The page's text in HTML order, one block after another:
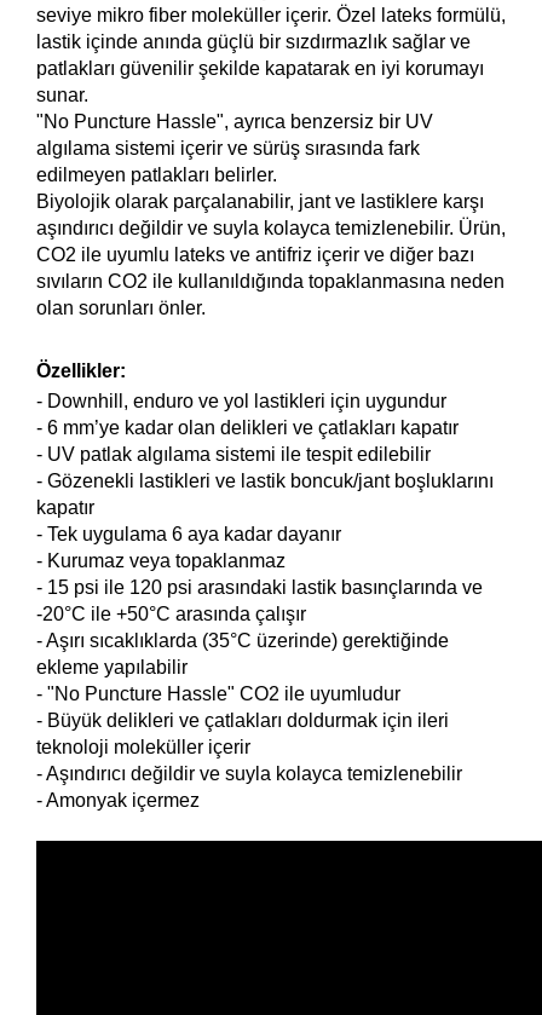
seviye mikro fiber moleküller içerir. Özel lateks formülü,
lastik içinde anında güçlü bir sızdırmazlık sağlar ve
patlakları güvenilir şekilde kapatarak en iyi korumayı
sunar.
"No Puncture Hassle", ayrıca benzersiz bir UV
algılama sistemi içerir ve sürüş sırasında fark
edilmeyen patlakları belirler.
Biyolojik olarak parçalanabilir, jant ve lastiklere karşı
aşındırıcı değildir ve suyla kolayca temizlenebilir. Ürün,
CO2 ile uyumlu lateks ve antifriz içerir ve diğer bazı
sıvıların CO2 ile kullanıldığında topaklanmasına neden
olan sorunları önler.
Özellikler:
- Downhill, enduro ve yol lastikleri için uygundur
- 6 mm’ye kadar olan delikleri ve çatlakları kapatır
- UV patlak algılama sistemi ile tespit edilebilir
- Gözenekli lastikleri ve lastik boncuk/jant boşluklarını
kapatır
- Tek uygulama 6 aya kadar dayanır
- Kurumaz veya topaklanmaz
- 15 psi ile 120 psi arasındaki lastik basınçlarında ve
-20°C ile +50°C arasında çalışır
- Aşırı sıcaklıklarda (35°C üzerinde) gerektiğinde
ekleme yapılabilir
- "No Puncture Hassle" CO2 ile uyumludur
- Büyük delikleri ve çatlakları doldurmak için ileri
teknoloji moleküller içerir
- Aşındırıcı değildir ve suyla kolayca temizlenebilir
- Amonyak içermez